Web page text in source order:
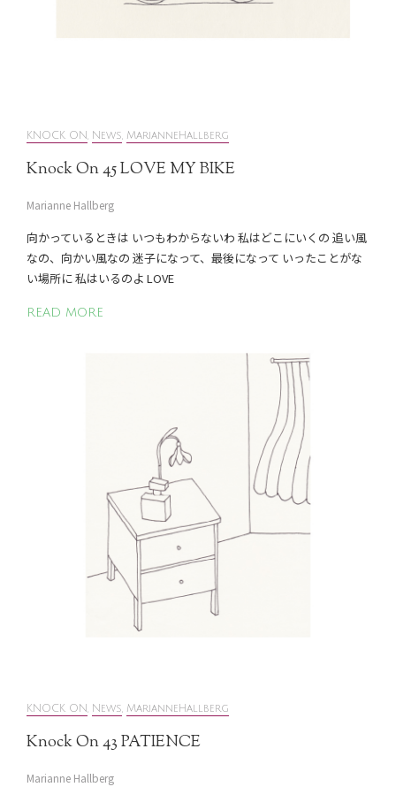
KNOCK ON, News, MarianneHallberg
Knock On 45 LOVE MY BIKE
Marianne Hallberg
向かっているときは いつもわからないわ 私はどこにいくの 追い風
なの、向かい風なの 迷子になって、最後になって いったことがな
い場所に 私はいるのよ LOVE
READ MORE
KNOCK ON, News, MarianneHallberg
Knock On 43 PATIENCE
Marianne Hallberg